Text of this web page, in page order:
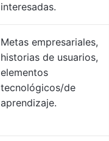
interesadas.
Metas empresariales,
historias de usuarios,
elementos
tecnológicos/de
aprendizaje.